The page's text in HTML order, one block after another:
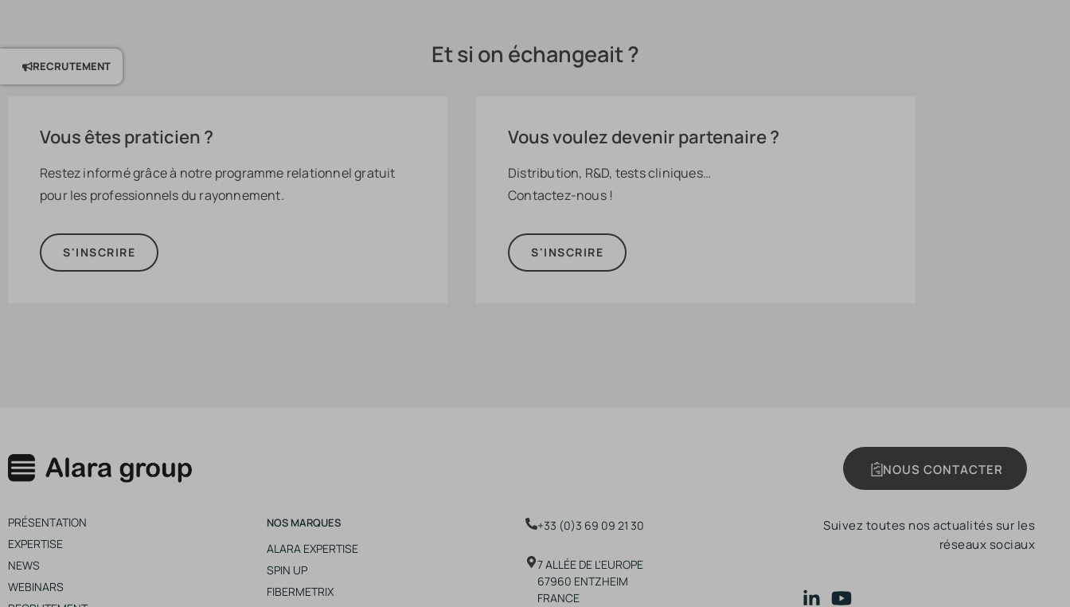
RECRUTEMENT Et si on échangeait ?
Vous êtes praticien ?
Restez informé grâce à notre programme relationnel gratuit
pour les professionnels du rayonnement.
S'INSCRIRE
Vous voulez devenir partenaire ?
Distribution, R&D, tests cliniques…
Contactez-nous !
S'INSCRIRE
NOUS CONTACTER
PRÉSENTATION
EXPERTISE
NEWS
WEBINARS
NOS MARQUES
ALARA EXPERTISE
SPIN UP
FIBERMETRIX
+33 (0)3 69 09 21 30
7 ALLÉE DE L'EUROPE
67960 ENTZHEIM
FRANCE
Suivez toutes nos actualités sur les
réseaux sociaux